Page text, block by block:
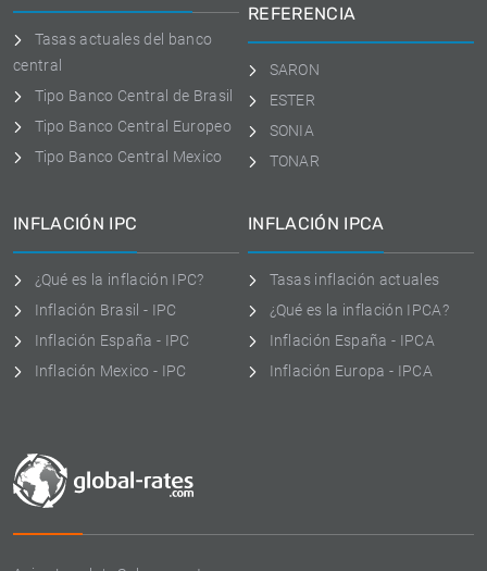
Tasas actuales del banco
central
Tipo Banco Central de Brasil
Tipo Banco Central Europeo
Tipo Banco Central Mexico
REFERENCIA
SARON
ESTER
SONIA
TONAR
INFLACIÓN IPC
¿Qué es la inflación IPC?
Inflación Brasil - IPC
Inflación España - IPC
Inflación Mexico - IPC
INFLACIÓN IPCA
Tasas inflación actuales
¿Qué es la inflación IPCA?
Inflación España - IPCA
Inflación Europa - IPCA